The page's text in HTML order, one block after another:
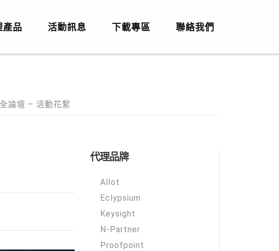
產品 活動訊息 下載專區 聯絡我們
論壇 – 活動花絮
代理品牌
Allot
Eclypsium
Keysight
N-Partner
Proofpoint